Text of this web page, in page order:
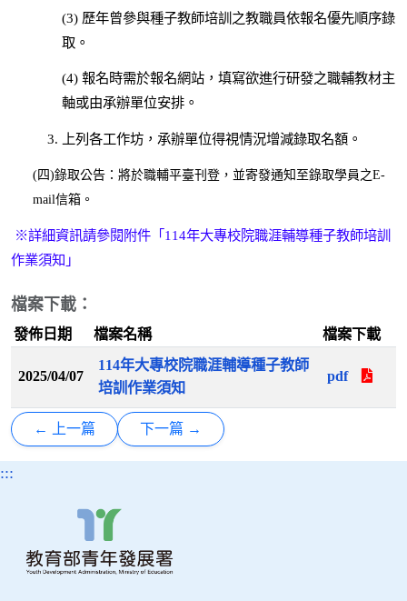
(3) 歷年曾參與種子教師培訓之教職員依報名優先順序錄
取。
(4) 報名時需於報名網站，填寫欲進行研發之職輔教材主
軸或由承辦單位安排。
3. 上列各工作坊，承辦單位得視情況增減錄取名額。
(四)錄取公告：將於職輔平臺刊登，並寄發通知至錄取學員之E-
mail信箱。
※詳細資訊請參閱附件「 114年大專校院職涯輔導種子教師培訓
作業須知」
檔案下載：
發佈日期 檔案名稱 檔案下載
2025/04/07
114年大專校院職涯輔導種子教師
培訓作業須知
pdf
← 上一篇 下一篇 →
:::